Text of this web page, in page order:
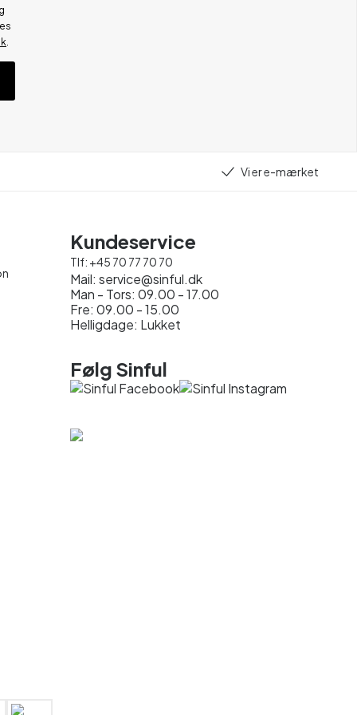
Vi er e-mærket
Kundeservice
Tlf: +45 70 77 70 70
Mail: service@sinful.dk
Man - Tors: 09.00 - 17.00
Fre: 09.00 - 15.00
Helligdage: Lukket
Følg Sinful